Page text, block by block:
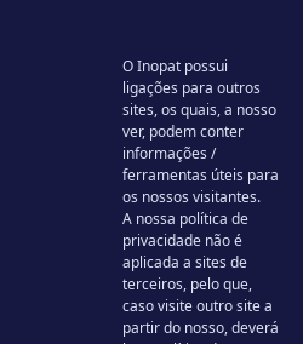
O Inopat possui
ligações para outros
sites, os quais, a nosso
ver, podem conter
informações /
ferramentas úteis para
os nossos visitantes.
A nossa política de
privacidade não é
aplicada a sites de
terceiros, pelo que,
caso visite outro site a
partir do nosso, deverá